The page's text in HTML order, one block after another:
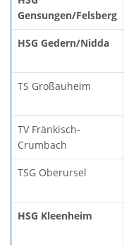
Gensungen/Felsberg
HSG Gedern/Nidda
TS Großauheim
TV Fränkisch-
Crumbach
TSG Oberursel
HSG Kleenheim